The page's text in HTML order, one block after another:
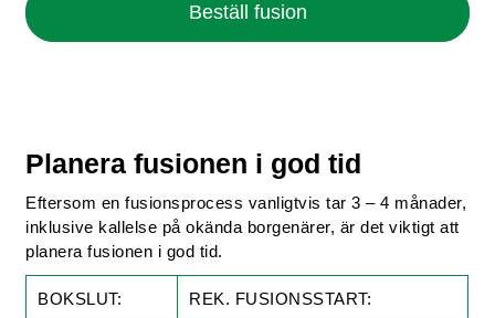
Beställ fusion
Planera fusionen i god tid
Eftersom en fusionsprocess vanligtvis tar 3 – 4 månader,
inklusive kallelse på okända borgenärer, är det viktigt att
planera fusionen i god tid.
BOKSLUT: REK. FUSIONSSTART: